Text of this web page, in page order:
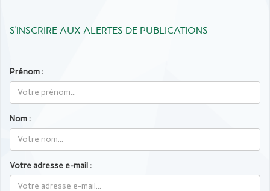
S’INSCRIRE AUX ALERTES DE PUBLICATIONS
Prénom :
Nom :
Votre adresse e-mail :